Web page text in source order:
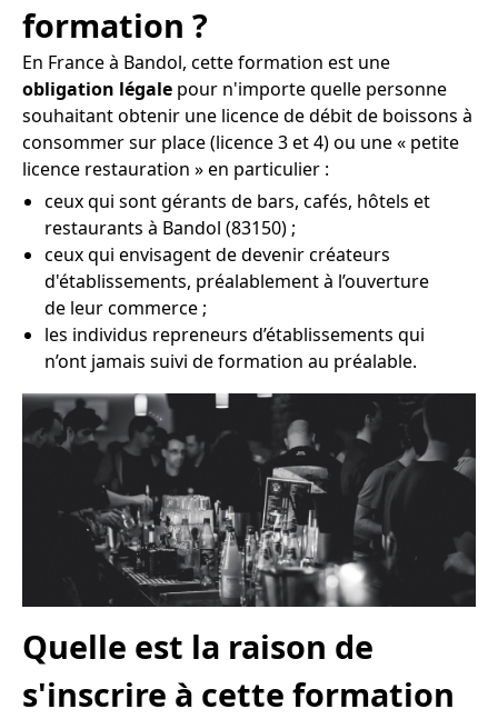
formation ?
En France à Bandol, cette formation est une
obligation légale pour n'importe quelle personne
souhaitant obtenir une licence de débit de boissons à
consommer sur place (licence 3 et 4) ou une « petite
licence restauration » en particulier :
ceux qui sont gérants de bars, cafés, hôtels et
restaurants à Bandol (83150) ;
ceux qui envisagent de devenir créateurs
d'établissements, préalablement à l’ouverture
de leur commerce ;
les individus repreneurs d’établissements qui
n’ont jamais suivi de formation au préalable.
Quelle est la raison de
s'inscrire à cette formation